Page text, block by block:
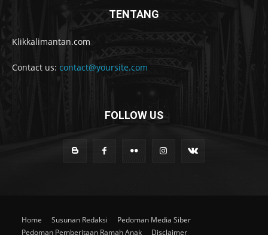
TENTANG
Klikkalimantan.com
Contact us: contact@yoursite.com
FOLLOW US
Home Susunan Redaksi
Pedoman Media Siber
Pedoman Pemberitaan Ramah Anak
Disclaimer